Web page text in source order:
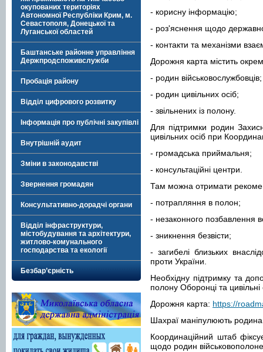
окупованих територіях
Автономної Республіки Крим, м.
Севастополя, Донецької та
Луганської областей
Баштанське районне управління
Держпродспоживслужби
Пробація району
Відділ цифрового розвитку
Інформація про публічні закупівлі
Внутрішній аудит
Зміни в законодавстві
Звернення громадян
Консультативно-дорадчі органи
Відділ інфраструктури,
містобудування та архітектури,
житлово-комунального
господарства та екології
Безбар’єрність
- корисну інформацію;
- роз'яснення щодо
- контакти та механізми
Дорожня карта містить
- родин військовослужбовців;
- родин цивільних осіб;
- звільнених із полону.
Для підтримки родин
цивільних осіб при
- громадська приймальня;
- консультаційні центри.
Там можна отримати
- потрапляння в полон;
- незаконного позбавлення
- зникнення безвісти;
- загибелі близьких
проти України.
Необхідну підтримку та
полону Оборонці та
Дорожня карта: https://
Шахраї маніпулюють
Координаційний штаб
щодо родин